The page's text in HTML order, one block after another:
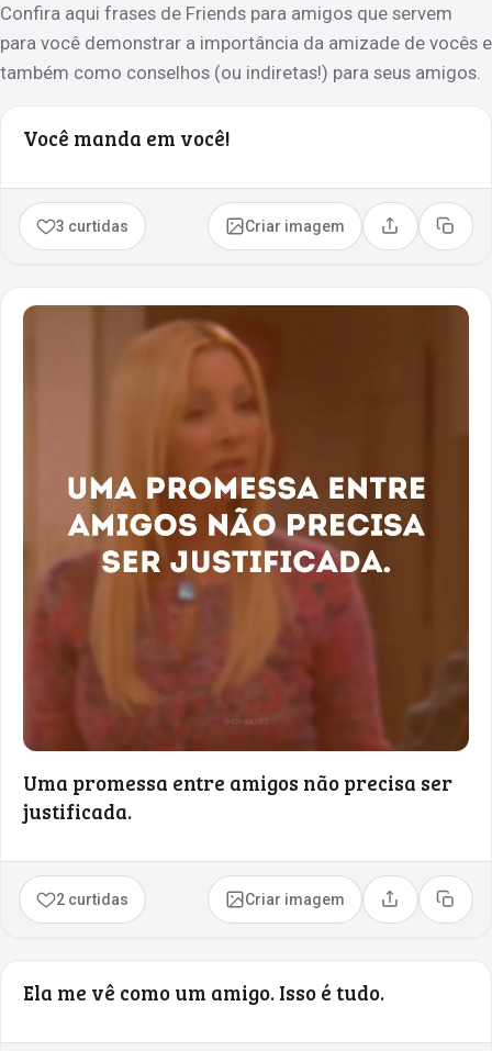
Confira aqui frases de Friends para amigos que servem
para você demonstrar a importância da amizade de vocês e
também como conselhos (ou indiretas!) para seus amigos.
Você manda em você!
3 curtidas Criar imagem Compartilhar
Copiar
Uma promessa entre amigos não precisa ser
justificada.
2 curtidas Criar imagem Compartilhar
Copiar
Ela me vê como um amigo. Isso é tudo.